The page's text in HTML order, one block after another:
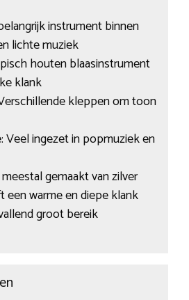
instrument binnen
lichte muziek
houten blaasinstrument
klank
kleppen om toon
Veel ingezet in popmuziek en
gemaakt van zilver
een warme en diepe klank
groot bereik